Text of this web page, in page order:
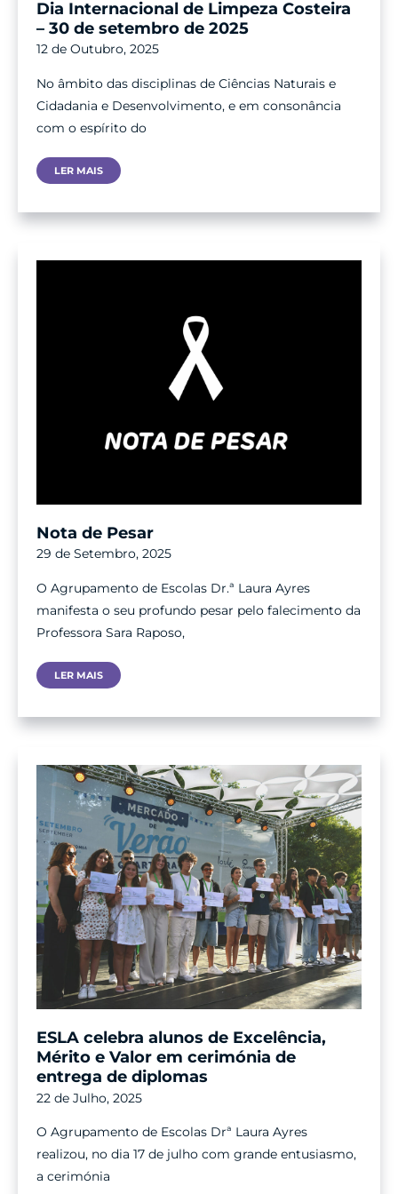
Dia Internacional de Limpeza Costeira
– 30 de setembro de 2025
12 de Outubro, 2025
No âmbito das disciplinas de Ciências Naturais e
Cidadania e Desenvolvimento, e em consonância
com o espírito do
Dia
Internacional
De
–
2025
LER MAIS
Nota de Pesar
29 de Setembro, 2025
O Agrupamento de Escolas Dr.ª Laura Ayres
manifesta o seu profundo pesar pelo falecimento da
Professora Sara Raposo,
Nota
Pesar
LER MAIS
ESLA celebra alunos de Excelência,
Mérito e Valor em cerimónia de
entrega de diplomas
22 de Julho, 2025
O Agrupamento de Escolas Drª Laura Ayres
realizou, no dia 17 de julho com grande entusiasmo,
a cerimónia